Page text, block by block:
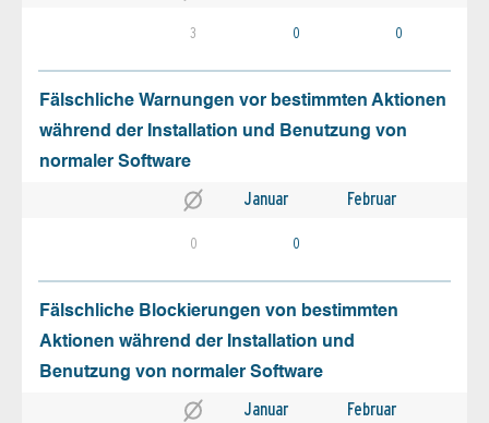
3 0 0
Fälschliche Warnungen vor bestimmten Aktionen
während der Installation und Benutzung von
normaler Software
Januar Februar
0 0
Fälschliche Blockierungen von bestimmten
Aktionen während der Installation und
Benutzung von normaler Software
Januar Februar